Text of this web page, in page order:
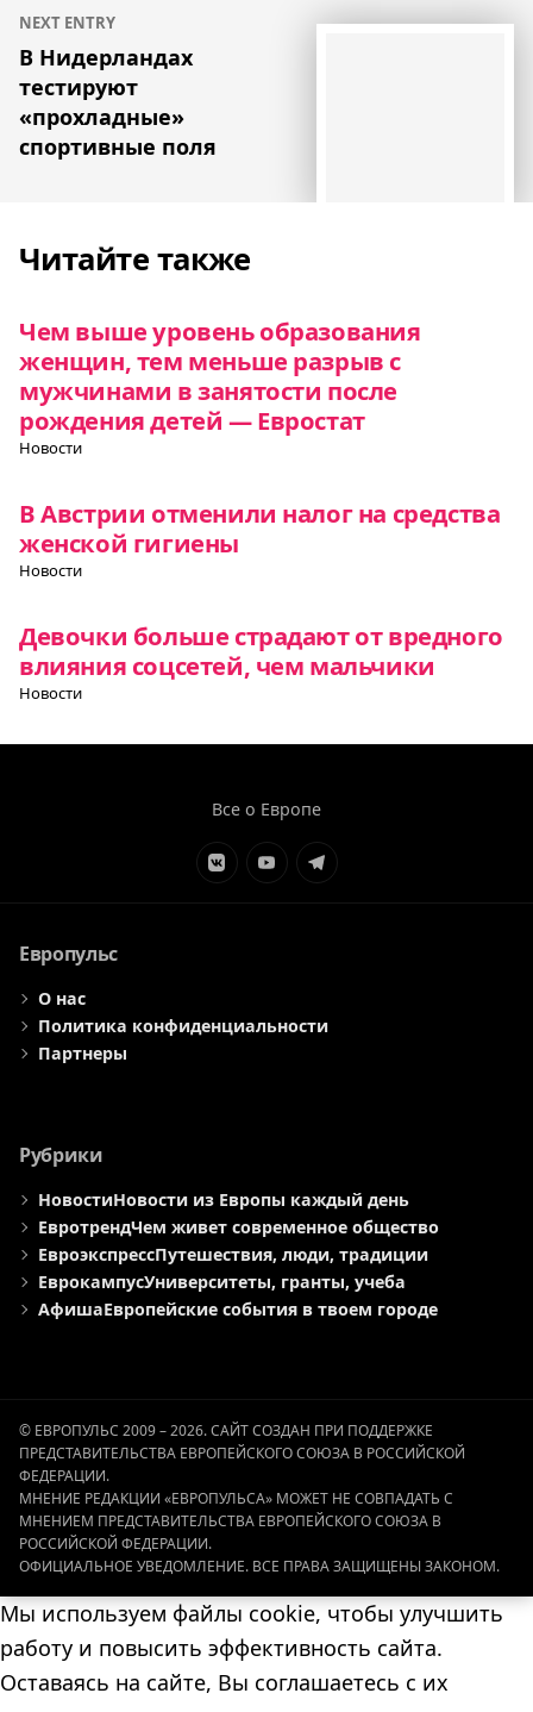
NEXT ENTRY
В Нидерландах
тестируют
«прохладные»
спортивные поля
Читайте также
Чем выше уровень образования
женщин, тем меньше разрыв с
мужчинами в занятости после
рождения детей — Евростат
Новости
В Австрии отменили налог на средства
женской гигиены
Новости
Девочки больше страдают от вредного
влияния соцсетей, чем мальчики
Новости
Все о Европе
ЭлементЭлементЭлемент
Европульс
О нас
Политика конфиденциальности
Партнеры
Рубрики
НовостиНовости из Европы каждый день
ЕвротрендЧем живет современное общество
ЕвроэкспрессПутешествия, люди, традиции
ЕврокампусУниверситеты, гранты, учеба
АфишаЕвропейские события в твоем городе
© ЕВРОПУЛЬС 2009 – 2026. САЙТ СОЗДАН ПРИ ПОДДЕРЖКЕ
ПРЕДСТАВИТЕЛЬСТВА ЕВРОПЕЙСКОГО СОЮЗА В РОССИЙСКОЙ
ФЕДЕРАЦИИ.
МНЕНИЕ РЕДАКЦИИ «ЕВРОПУЛЬСА» МОЖЕТ НЕ СОВПАДАТЬ С
МНЕНИЕМ ПРЕДСТАВИТЕЛЬСТВА ЕВРОПЕЙСКОГО СОЮЗА В
РОССИЙСКОЙ ФЕДЕРАЦИИ.
ОФИЦИАЛЬНОЕ УВЕДОМЛЕНИЕ. ВСЕ ПРАВА ЗАЩИЩЕНЫ ЗАКОНОМ.
Мы используем файлы cookie, чтобы улучшить
работу и повысить эффективность сайта.
Оставаясь на сайте, Вы соглашаетесь с их